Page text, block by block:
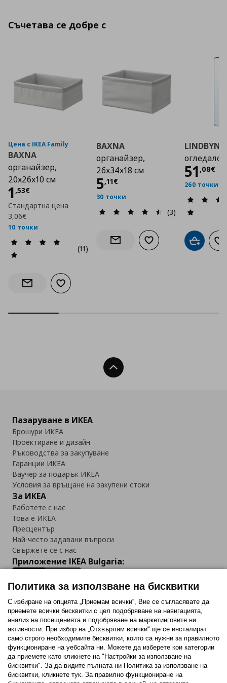
Съчетава се добре с
Цена с IKEA Family
BAXNA
органайзер,
20x26x10 см
1 ,53€
Цена
Стандартна цена
3,06€
10 точки
(11)
Информирай ме за наличност
Добави към списъка с любими
BAXNA
органайзер,
26x34x18 см
5,11€
Цена
30 точки
(3)
Информирай ме за наличност
Добави към списъка
LINDBYN
огледало,
51 ,08€
Цена
260 точки
Добави
Нагоре
Пазаруване в ИКЕА
Брошури ИКЕА
Проектиране и дизайн
Ръководства за закупуване
Гаранции ИКЕА
Ваучер за подарък ИКЕА
Условия за връщане на закупени стоки
За ИКЕА
Работете с нас
Това е ИКЕА
Пресцентър
Най-често задавани въпроси
Свържете се с нас
Приложение IKEA Bulgaria:
Последвайте ни:
FacebookTwitterYoutubePinterestInstagram
Политика за използване на бисквитки
С избиране на опцията „Приемам всички“, Вие се съгласявате да
приемете всички бисквитки с цел подобряване на навигацията,
анализ на посещенията и подобряване на маркетинговите ни
активности. При избор на „Отхвърлям всички“ ще се инсталират
само строго необходимитe бисквитки, които са нужни за правилното
функциониране на уебсайта ни. Можете да изберете кои категории
да приемете като кликнете на "Настройки за използване на
бисквитки". За да видите пълната ни Политика за използване на
бисквитки, кликнете тук. За правилно функциониране на